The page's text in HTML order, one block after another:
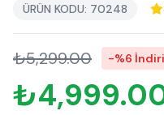
ÜRÜN KODU: 70248
₺5,299.00 -%6